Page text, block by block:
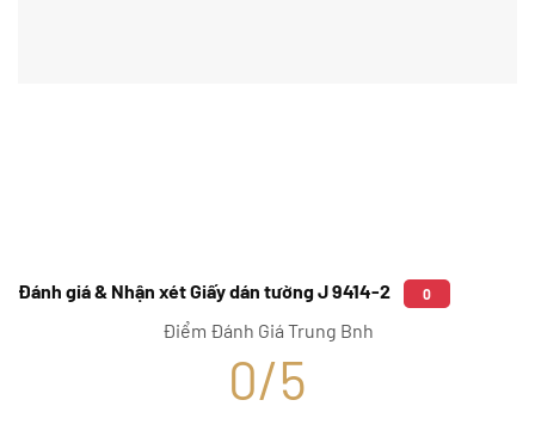
Đánh giá & Nhận xét Giấy dán tường J 9414-2 0
Điểm Đánh Giá Trung Bnh
0/5